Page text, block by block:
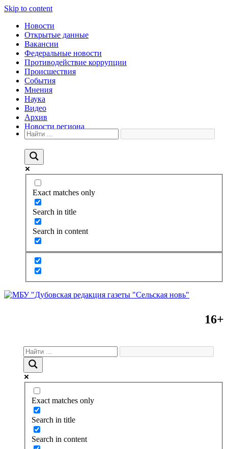
Skip to content
Новости
Открытые данные
Вакансии
Федеральные новости
Противодействие коррупции
Происшествия
События
Мнения
Наука
Видео
Архив
Новости региона
Exact matches only
Search in title
Search in content
16+
Exact matches only
Search in title
Search in content